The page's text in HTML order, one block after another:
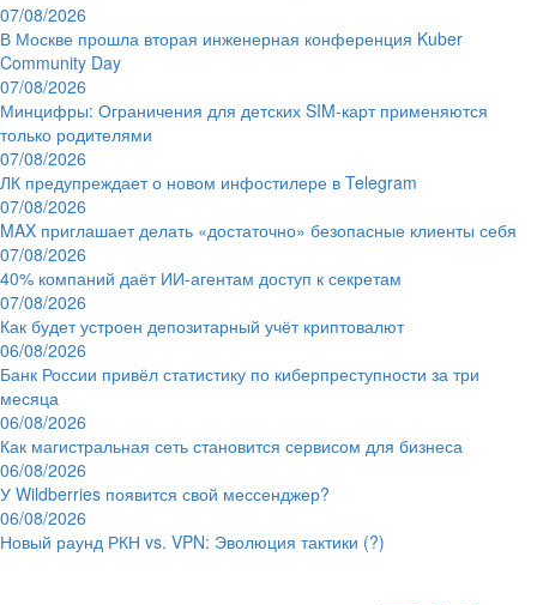
07/08/2026
В Москве прошла вторая инженерная конференция Kuber
Community Day
07/08/2026
Минцифры: Ограничения для детских SIM-карт применяются
только родителями
07/08/2026
ЛК предупреждает о новом инфостилере в Telegram
07/08/2026
MAX приглашает делать «достаточно» безопасные клиенты себя
07/08/2026
40% компаний даёт ИИ‑агентам доступ к секретам
07/08/2026
Как будет устроен депозитарный учёт криптовалют
06/08/2026
Банк России привёл статистику по киберпреступности за три
месяца
06/08/2026
Как магистральная сеть становится сервисом для бизнеса
06/08/2026
У Wildberries появится свой мессенджер?
06/08/2026
Новый раунд РКН vs. VPN: Эволюция тактики (?)